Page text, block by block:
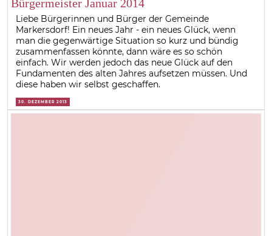
Bürgermeister Januar 2014
Liebe Bürgerinnen und Bürger der Gemeinde
Markersdorf! Ein neues Jahr - ein neues Glück, wenn
man die gegenwärtige Situation so kurz und bündig
zusammenfassen könnte, dann wäre es so schön
einfach. Wir werden jedoch das neue Glück auf den
Fundamenten des alten Jahres aufsetzen müssen. Und
diese haben wir selbst geschaffen.
30. DEZEMBER 2013